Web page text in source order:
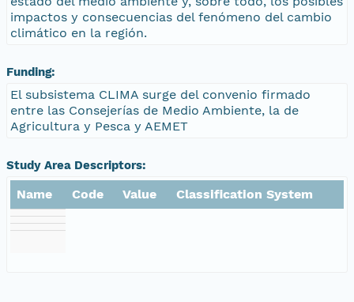
impactos y consecuencias del fenómeno del cambio
climático en la región.
Funding:
El subsistema CLIMA surge del convenio firmado
entre las Consejerías de Medio Ambiente, la de
Agricultura y Pesca y AEMET
Study Area Descriptors:
Name Code Value Classification System